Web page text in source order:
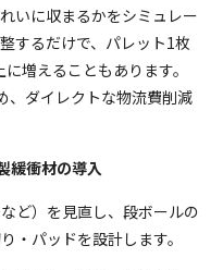
いに収まるかをシミュレー
するだけで、パレット1枚
増えることもあります。
、ダイレクトな物流費削減
緩衝材の導入
ど）を見直し、段ボールの
・パッドを設計します。